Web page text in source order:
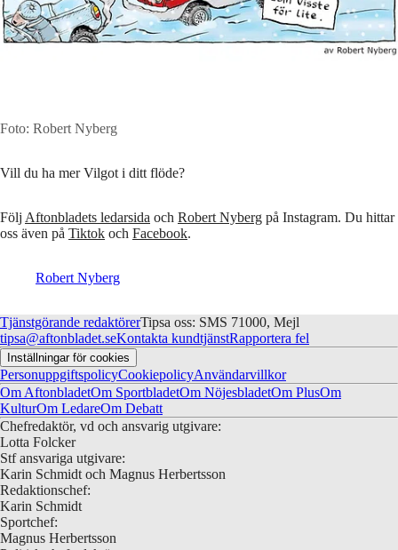
Foto: Robert Nyberg
Vill du ha mer Vilgot i ditt flöde?
Följ Aftonbladets ledarsida och Robert Nyberg på Instagram. Du hittar
oss även på Tiktok och Facebook.
Robert Nyberg
Tjänstgörande redaktörerTipsa oss: SMS 71000, Mejl
tipsa@aftonbladet.seKontakta kundtjänstRapportera fel
Inställningar för cookies
PersonuppgiftspolicyCookiepolicyAnvändarvillkor
Om AftonbladetOm SportbladetOm NöjesbladetOm PlusOm
KulturOm LedareOm Debatt
Chefredaktör, vd och ansvarig utgivare:
Lotta Folcker
Stf ansvariga utgivare:
Karin Schmidt och Magnus Herbertsson
Redaktionschef:
Karin Schmidt
Sportchef:
Magnus Herbertsson